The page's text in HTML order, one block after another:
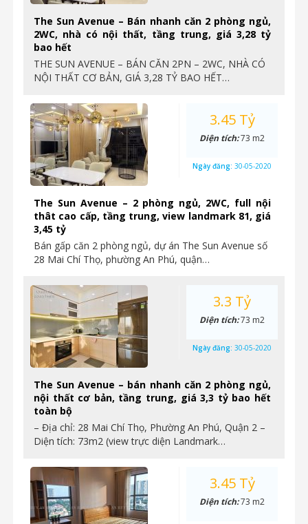
The Sun Avenue – Bán nhanh căn 2 phòng ngủ,
2WC, nhà có nội thất, tầng trung, giá 3,28 tỷ
bao hết
THE SUN AVENUE – BÁN CĂN 2PN – 2WC, NHÀ CÓ
NỘI THẤT CƠ BẢN, GIÁ 3,28 TỶ BAO HẾT…
The Sun Avenue – 2 phòng ngủ, 2WC, full nội
thât cao cấp, tầng trung, view landmark 81, giá
3,45 tỷ
Bán gấp căn 2 phòng ngủ, dự án The Sun Avenue số
28 Mai Chí Thọ, phường An Phú, quận…
3.45 Tỷ
Diện tích:73 m2
Ngày đăng: 30-05-2020
The Sun Avenue – bán nhanh căn 2 phòng ngủ,
nội thất cơ bản, tầng trung, giá 3,3 tỷ bao hết
toàn bộ
– Địa chỉ: 28 Mai Chí Thọ, Phường An Phú, Quận 2 –
Diện tích: 73m2 (view trực diện Landmark…
3.3 Tỷ
Diện tích:73 m2
Ngày đăng: 30-05-2020
3.45 Tỷ
Diện tích:73 m2